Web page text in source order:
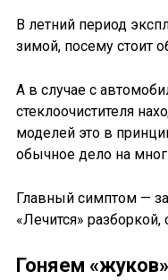
В летний период
зимой, посему стоит
А в случае с
стеклоочистителя
моделей это в
обычное дело на
Главный симптом —
«Лечится»
Гоняем «жуков»